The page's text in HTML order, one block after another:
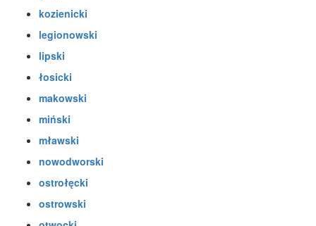
kozienicki
legionowski
lipski
łosicki
makowski
miński
mławski
nowodworski
ostrołęcki
ostrowski